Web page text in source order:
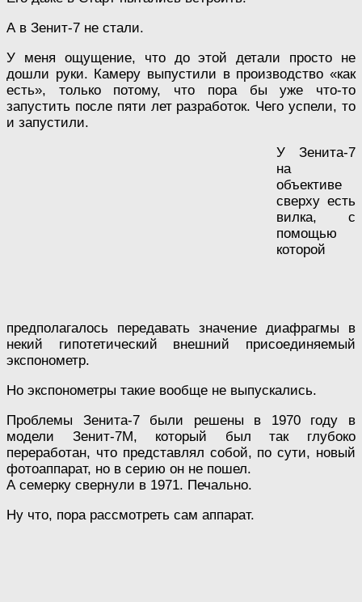
А в Зенит-7 не стали.
У меня ощущение, что до этой детали просто не
дошли руки. Камеру выпустили в производство «как
есть», только потому, что пора бы уже что-то
запустить после пяти лет разработок. Чего успели, то
и запустили.
У Зенита-7
на
объективе
сверху есть
вилка, с
помощью
которой
предполагалось передавать значение диафрагмы в
некий гипотетический внешний присоединяемый
экспонометр.
Но экспонометры такие вообще не выпускались.
Проблемы Зенита-7 были решены в 1970 году в
модели Зенит-7М, который был так глубоко
переработан, что представлял собой, по сути, новый
фотоаппарат, но в серию он не пошел.
А семерку свернули в 1971. Печально.
Ну что, пора рассмотреть сам аппарат.